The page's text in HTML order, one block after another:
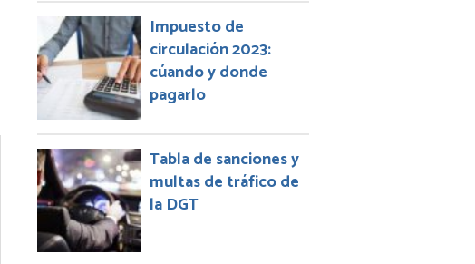
Impuesto de
circulación 2023:
cúando y donde
pagarlo
Tabla de sanciones y
multas de tráfico de
la DGT